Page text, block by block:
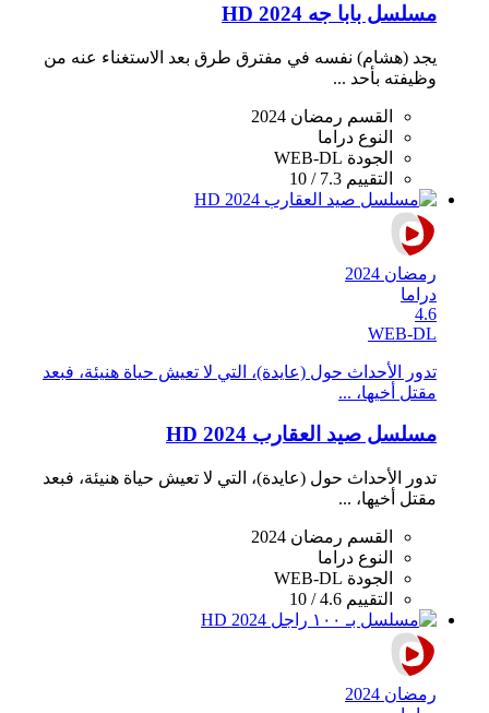
مسلسل بابا جه 2024 HD
يجد (هشام) نفسه في مفترق طرق بعد الاستغناء عنه من
وظيفته بأحد ...
القسم رمضان 2024
النوع دراما
الجودة WEB-DL
التقييم 7.3 / 10
رمضان 2024
دراما
4.6
WEB-DL
تدور الأحداث حول (عايدة)، التي لا تعيش حياة هنيئة، فبعد
مقتل أخيها، ...
مسلسل صيد العقارب 2024 HD
تدور الأحداث حول (عايدة)، التي لا تعيش حياة هنيئة، فبعد
مقتل أخيها، ...
القسم رمضان 2024
النوع دراما
الجودة WEB-DL
التقييم 4.6 / 10
رمضان 2024